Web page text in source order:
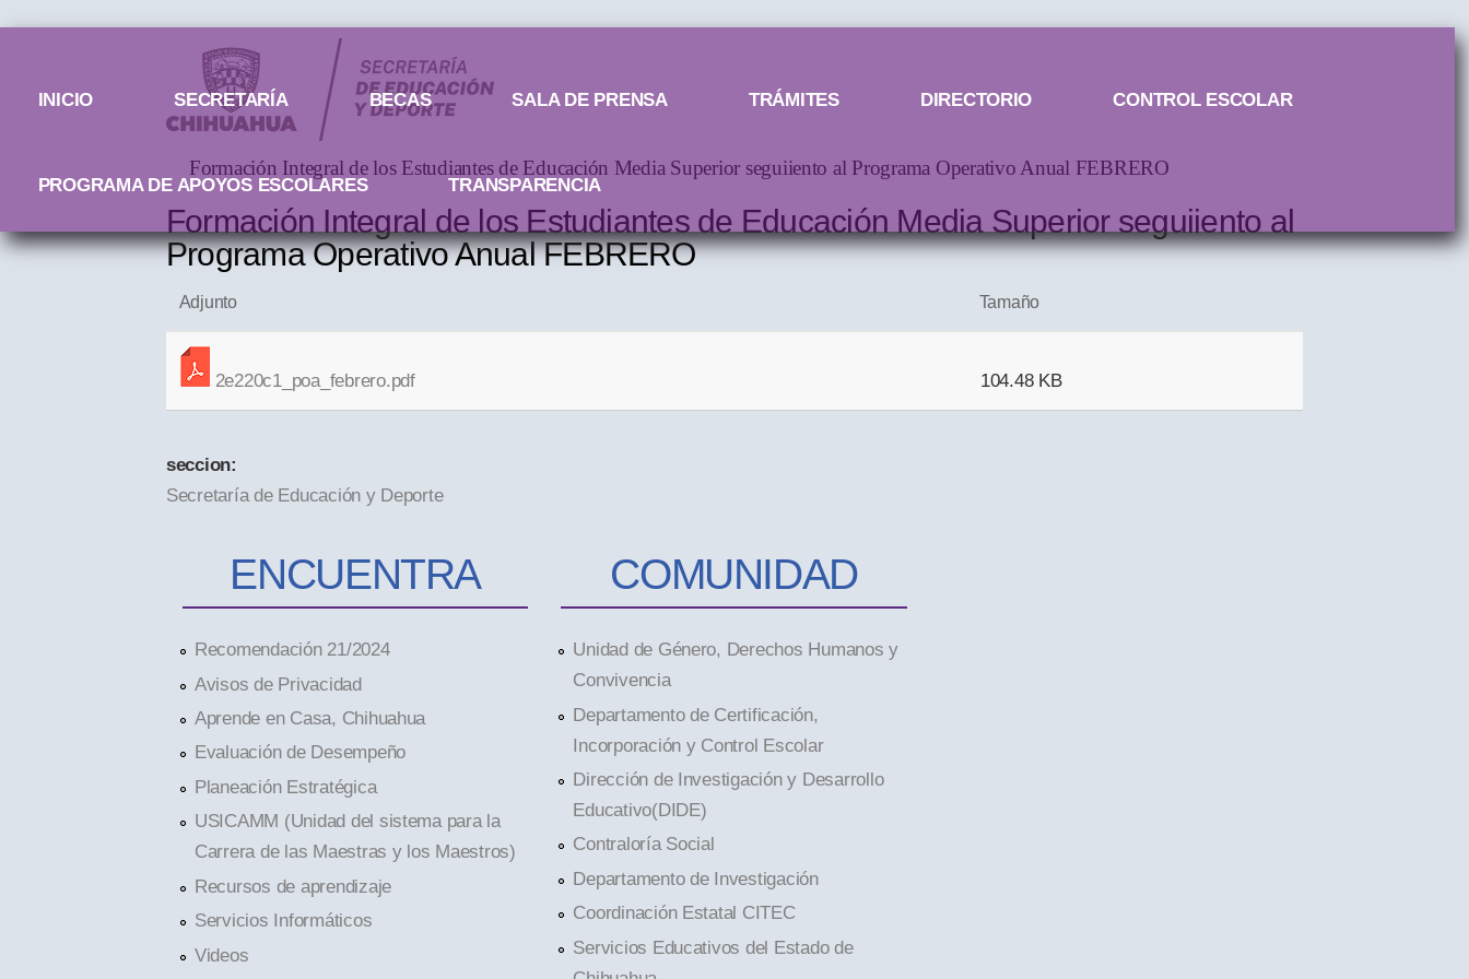
Menú principal
INICIO SECRETARÍA BECAS SALA DE PRENSA TRÁMITES DIRECTORIO CONTROL ESCOLAR
PROGRAMA DE APOYOS ESCOLARES TRANSPARENCIA
Formación Integral de los Estudiantes de Educación Media Superior seguiiento al Programa Operativo Anual FEBRERO
Formación Integral de los Estudiantes de Educación Media Superior seguiiento al
Programa Operativo Anual FEBRERO
Adjunto Tamaño
2e220c1_poa_febrero.pdf 104.48 KB
seccion:
Secretaría de Educación y Deporte
ENCUENTRA
Recomendación 21/2024
Avisos de Privacidad
Aprende en Casa, Chihuahua
Evaluación de Desempeño
Planeación Estratégica
USICAMM (Unidad del sistema para la
Carrera de las Maestras y los Maestros)
Recursos de aprendizaje
Servicios Informáticos
Videos
COMUNIDAD
Unidad de Género, Derechos Humanos y
Convivencia
Departamento de Certificación,
Incorporación y Control Escolar
Dirección de Investigación y Desarrollo
Educativo(DIDE)
Contraloría Social
Departamento de Investigación
Coordinación Estatal CITEC
Servicios Educativos del Estado de